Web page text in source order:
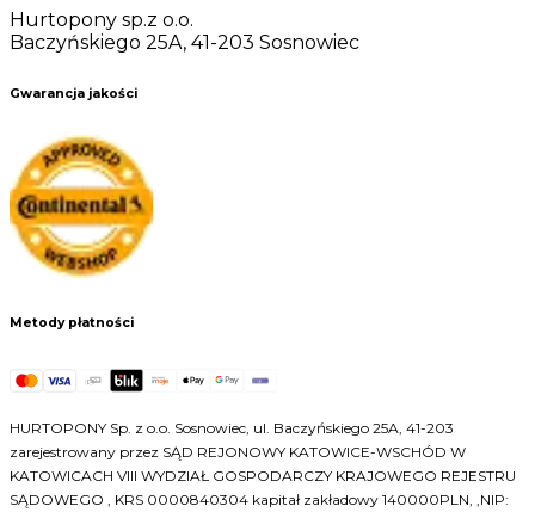
Hurtopony sp.z o.o.
Baczyńskiego 25A, 41-203 Sosnowiec
Gwarancja jakości
Metody płatności
HURTOPONY Sp. z o.o. Sosnowiec, ul. Baczyńskiego 25A, 41-203
zarejestrowany przez SĄD REJONOWY KATOWICE-WSCHÓD W
KATOWICACH VIII WYDZIAŁ GOSPODARCZY KRAJOWEGO REJESTRU
SĄDOWEGO , KRS 0000840304 kapitał zakładowy 140000PLN, ,NIP: